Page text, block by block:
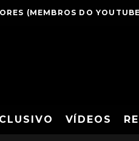
(MEMBROS DO
VÍDEOS